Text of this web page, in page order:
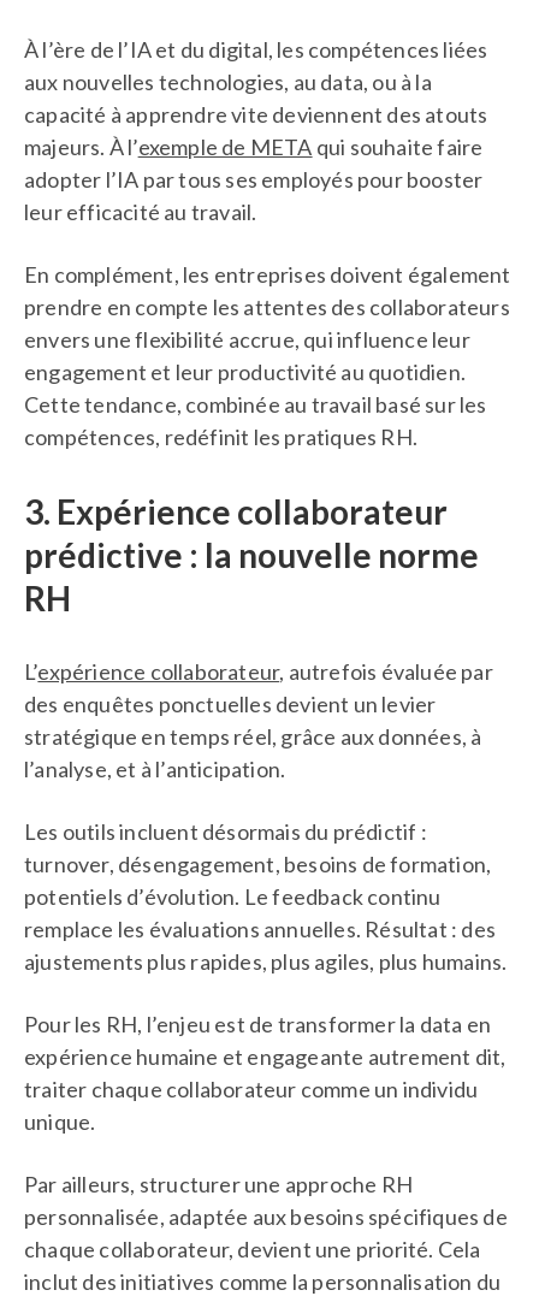
À l’ère de l’IA et du digital, les compétences liées
aux nouvelles technologies, au data, ou à la
capacité à apprendre vite deviennent des atouts
majeurs. À l’exemple de META qui souhaite faire
adopter l’IA par tous ses employés pour booster
leur efficacité au travail.
En complément, les entreprises doivent également
prendre en compte les attentes des collaborateurs
envers une flexibilité accrue, qui influence leur
engagement et leur productivité au quotidien.
Cette tendance, combinée au travail basé sur les
compétences, redéfinit les pratiques RH.
3. Expérience collaborateur
prédictive : la nouvelle norme
RH
L’expérience collaborateur, autrefois évaluée par
des enquêtes ponctuelles devient un levier
stratégique en temps réel, grâce aux données, à
l’analyse, et à l’anticipation.
Les outils incluent désormais du prédictif :
turnover, désengagement, besoins de formation,
potentiels d’évolution. Le feedback continu
remplace les évaluations annuelles. Résultat : des
ajustements plus rapides, plus agiles, plus humains.
Pour les RH, l’enjeu est de transformer la data en
expérience humaine et engageante autrement dit,
traiter chaque collaborateur comme un individu
unique.
Par ailleurs, structurer une approche RH
personnalisée, adaptée aux besoins spécifiques de
chaque collaborateur, devient une priorité. Cela
inclut des initiatives comme la personnalisation du